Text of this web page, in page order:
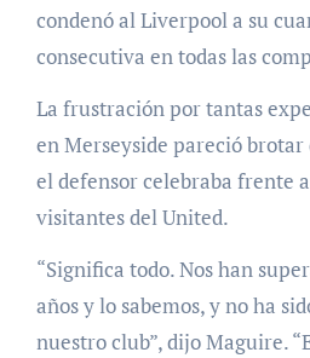
condenó al Liverpool a su
consecutiva en todas las
La frustración por tantas
en Merseyside pareció
el defensor celebraba frente
visitantes del United.
“Significa todo. Nos han
años y lo sabemos, y no ha
nuestro club”, dijo Maguire.